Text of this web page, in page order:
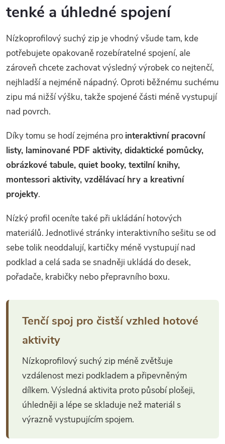
l
á
d
a
c
í
p
r
v
k
y
v
ý
p
tenké a úhledné spojení
Nízkoprofilový suchý zip je vhodný všude tam, kde
potřebujete opakovaně rozebíratelné spojení, ale
zároveň chcete zachovat výsledný výrobek co nejtenčí,
nejhladší a nejméně nápadný. Oproti běžnému suchému
zipu má nižší výšku, takže spojené části méně vystupují
nad povrch.
Díky tomu se hodí zejména pro interaktivní pracovní
listy, laminované PDF aktivity, didaktické pomůcky,
obrázkové tabule, quiet booky, textilní knihy,
montessori aktivity, vzdělávací hry a kreativní
projekty.
Nízký profil oceníte také při ukládání hotových
materiálů. Jednotlivé stránky interaktivního sešitu se od
sebe tolik neoddalují, kartičky méně vystupují nad
podklad a celá sada se snadněji ukládá do desek,
pořadače, krabičky nebo přepravního boxu.
Tenčí spoj pro čistší vzhled hotové
aktivity
Nízkoprofilový suchý zip méně zvětšuje
vzdálenost mezi podkladem a připevněným
dílkem. Výsledná aktivita proto působí plošeji,
úhledněji a lépe se skladuje než materiál s
výrazně vystupujícím spojem.